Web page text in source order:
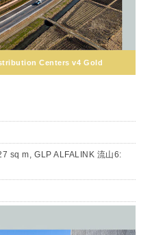
Centers v4 Gold
sq m, GLP ALFALINK 流山6: